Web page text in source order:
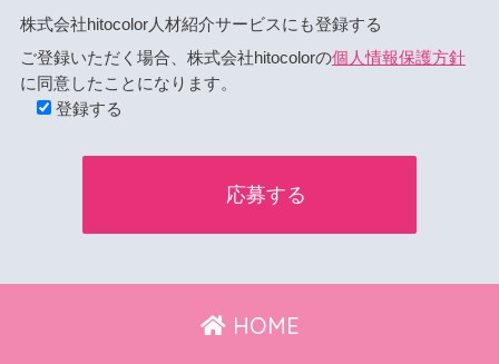
株式会社hitocolor人材紹介サービスにも登録する
ご登録いただく場合、株式会社hitocolorの個人情報保護方針
に同意したことになります。
登録する
HOME